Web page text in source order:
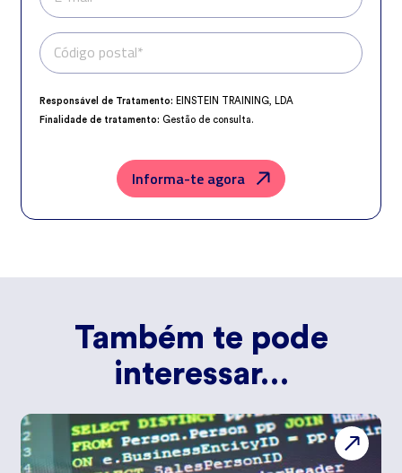
Telefone*
Código postal*
Responsável de Tratamento: EINSTEIN TRAINING, LDA
Finalidade de tratamento: Gestão de consulta.
aceder, retificar e excluir os dados, bem como outros direitos,
conforme o explicito naPolítica de Privacidade.
Informa-te agora
Também te pode
interessar…